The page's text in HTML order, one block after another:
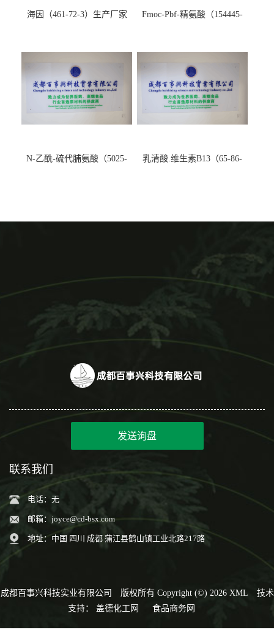
海因（461-72-3）生产厂家
Fmoc-Pbf-精氨酸（154445-
N-乙酰-硫代脯氨酸（5025-
乳清酸.维生素B13（65-86-
发送询盘
联系我们
电话：无
邮箱： joyce@cd-bsx.com
地址：中国 四川 成都 蒲江县鹤山镇工业北路217路
成都百事兴科技实业有限公司 版权所有 Copyright (©) 2026 XML
技术
支持： 盖德化工网 食品商务网